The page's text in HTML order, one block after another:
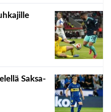
Saksa-